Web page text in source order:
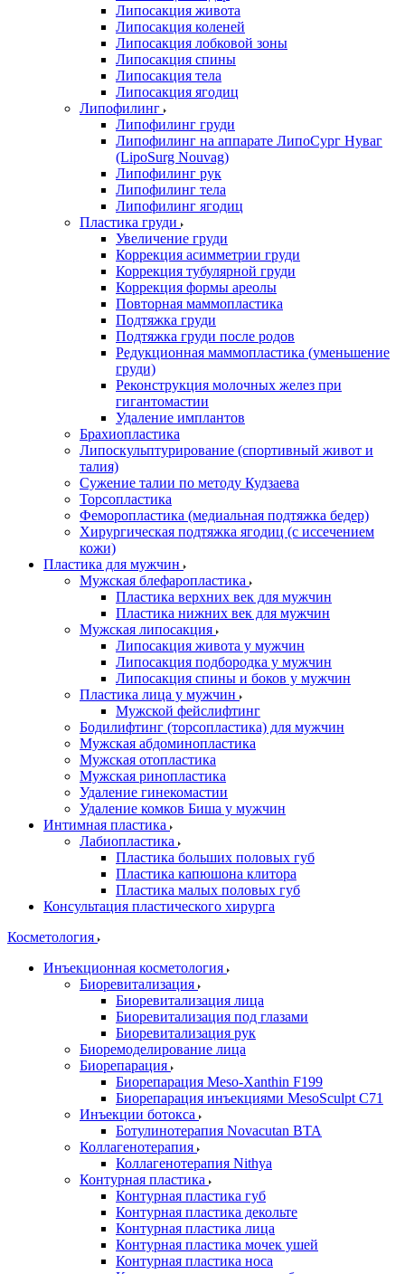
Липосакция живота
Липосакция коленей
Липосакция лобковой зоны
Липосакция спины
Липосакция тела
Липосакция ягодиц
Липофилинг
Липофилинг груди
Липофилинг на аппарате ЛипоСург Нуваг
(LipoSurg Nouvag)
Липофилинг рук
Липофилинг тела
Липофилинг ягодиц
Пластика груди
Увеличение груди
Коррекция асимметрии груди
Коррекция тубулярной груди
Коррекция формы ареолы
Повторная маммопластика
Подтяжка груди
Подтяжка груди после родов
Редукционная маммопластика (уменьшение
груди)
Реконструкция молочных желез при
гигантомастии
Удаление имплантов
Брахиопластика
Липоскульптурирование (спортивный живот и
талия)
Сужение талии по методу Кудзаева
Торсопластика
Феморопластика (медиальная подтяжка бедер)
Хирургическая подтяжка ягодиц (с иссечением
кожи)
Пластика для мужчин
Мужская блефаропластика
Пластика верхних век для мужчин
Пластика нижних век для мужчин
Мужская липосакция
Липосакция живота у мужчин
Липосакция подбородка у мужчин
Липосакция спины и боков у мужчин
Пластика лица у мужчин
Мужской фейслифтинг
Бодилифтинг (торсопластика) для мужчин
Мужская абдоминопластика
Мужская отопластика
Мужская ринопластика
Удаление гинекомастии
Удаление комков Биша у мужчин
Интимная пластика
Лабиопластика
Пластика больших половых губ
Пластика капюшона клитора
Пластика малых половых губ
Консультация пластического хирурга
Косметология
Инъекционная косметология
Биоревитализация
Биоревитализация лица
Биоревитализация под глазами
Биоревитализация рук
Биоремоделирование лица
Биорепарация
Биорепарация Meso-Xanthin F199
Биорепарация инъекциями MesoSculpt C71
Инъекции ботокса
Ботулинотерапия Novacutan BTA
Коллагенотерапия
Коллагенотерапия Nithya
Контурная пластика
Контурная пластика губ
Контурная пластика декольте
Контурная пластика лица
Контурная пластика мочек ушей
Контурная пластика носа